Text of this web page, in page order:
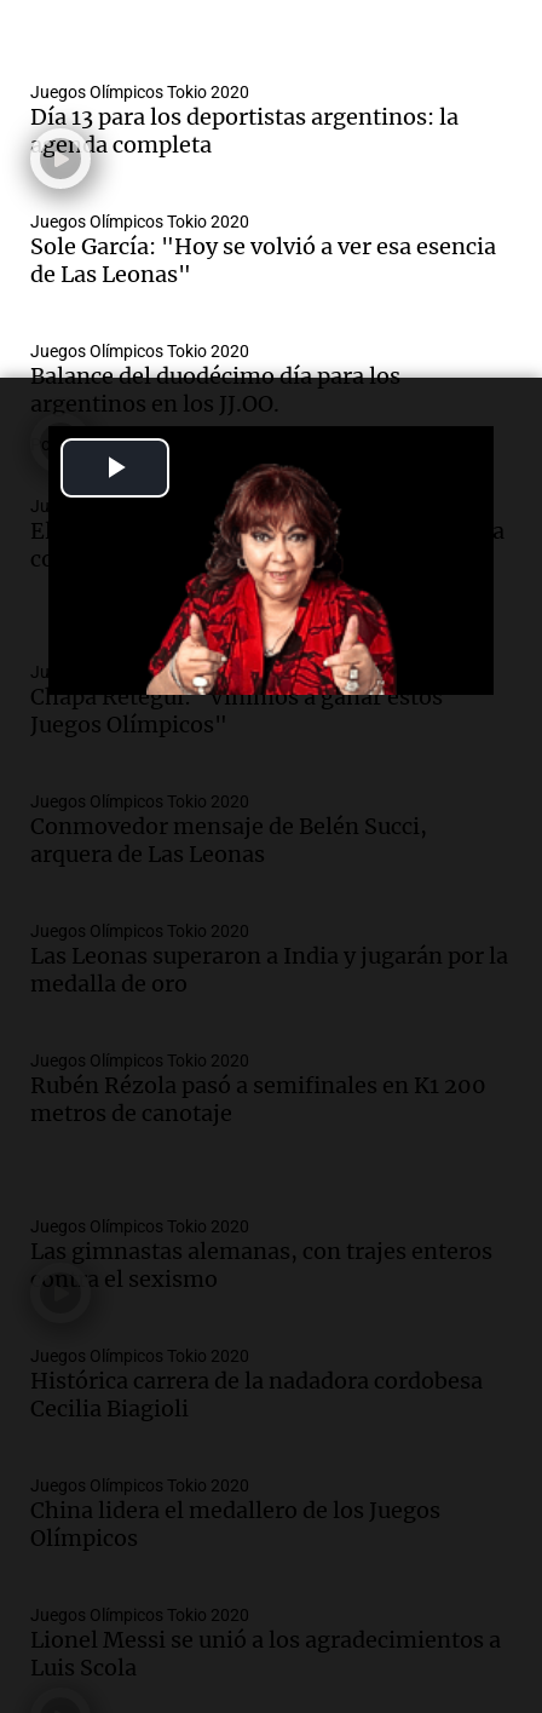
Video
Juegos Olímpicos Tokio 2020
Día 13 para los deportistas argentinos: la
agenda completa
Juegos Olímpicos Tokio 2020
Sole García: "Hoy se volvió a ver esa esencia
de Las Leonas"
Juegos Olímpicos Tokio 2020
Balance del duodécimo día para los
argentinos en los JJ.OO.
Jorge Parodi
Juegos Olímpicos Tokio 2020
El emotivo mensaje de Cecilia Biagioli tras la
competencia
Juegos Olímpicos Tokio 2020
Chapa Retegui: "Vinimos a ganar estos
Juegos Olímpicos"
Juegos Olímpicos Tokio 2020
Conmovedor mensaje de Belén Succi,
arquera de Las Leonas
Juegos Olímpicos Tokio 2020
Las Leonas superaron a India y jugarán por la
medalla de oro
Juegos Olímpicos Tokio 2020
Rubén Rézola pasó a semifinales en K1 200
metros de canotaje
Juegos Olímpicos Tokio 2020
Las gimnastas alemanas, con trajes enteros
contra el sexismo
Juegos Olímpicos Tokio 2020
Histórica carrera de la nadadora cordobesa
Cecilia Biagioli
Juegos Olímpicos Tokio 2020
China lidera el medallero de los Juegos
Olímpicos
Juegos Olímpicos Tokio 2020
Lionel Messi se unió a los agradecimientos a
Luis Scola